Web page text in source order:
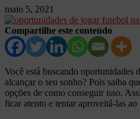
maio 5, 2021
Compartilhe este conteúdo
Você está buscando oportunidades
alcançar o seu sonho? Pois saiba
opções de como conseguir isso.
ficar atento e tentar aproveitá-las